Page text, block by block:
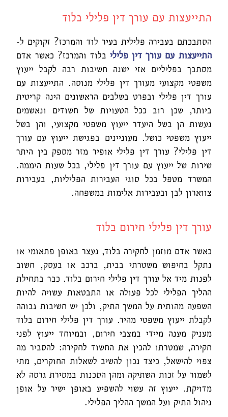
התייעצות עם עורך דין פלילי בלוד
הסתבכתם בעבירה פלילית בעיר לוד והמרכז? זקוקים ל-
התייעצות עם עורך דין פלילי בלוד והמרכז? כאשר אדם
מסתבך בפליליים אזי ישנה חשיבות רבה לקבל ייעוץ
משפטי מקצועי מעורך דין פלילי מנוסה. התייעצות עם
עורך דין פלילי ובפרט בשלבים הראשונים הינה קריטית
ביותר, שכן רוב ככל הטעויות של חשודים ונאשמים
נעשות הן בשל היעדר ייעוץ משפטי מקצועי, והן בשל
ייעוץ משפטי כושל. מעוניינים בפגישת ייעוץ עם עורך
דין פלילי? עורך דין פלילי אופיר מזר מספק בין היתר
שירות של ייעוץ עם עורך דין פלילי, בכל שעות היממה.
המשרד מטפל בכל סוגי העבירות הפליליות, בעבירות
צווארון לבן ובעבירות אלימות במשפחה.
עורך דין פלילי חירום בלוד
כאשר אדם מוזמן לחקירה בלוד, נעצר באופן פתאומי או
נתקל בחיפוש משטרתי בבית, ברכב או בעסק, חשוב
לפנות מיד אל עורך דין פלילי חירום בלוד. כבר בתחילת
ההליך הפלילי לכל פעולה או התבטאות עשויה להיות
השפעה מהותית על המשך התיק, ולכן יש חשיבות גבוהה
לקבלת ייעוץ משפטי מהיר. עורך דין פלילי חירום בלוד
מעניק מענה מיידי במצבי חירום, ובמיוחד ייעוץ לפני
חקירה, שמטרתו להכין את החשוד לחקירה: להסביר מה
צפוי להישאל, כיצד נכון להשיב לשאלות החוקרים, מתי
לשמור על זכות השתיקה ומהן הסכנות במסירת גרסה לא
מדויקת. ייעוץ זה עשוי להשפיע באופן ישיר על אופן
ניהול התיק ועל המשך ההליך הפלילי.